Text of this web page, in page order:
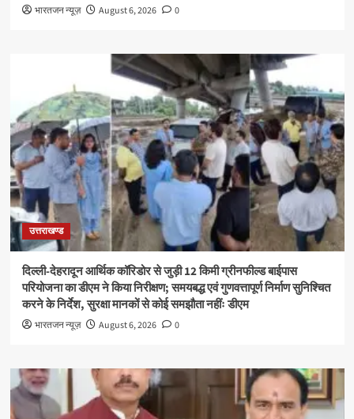
भारतजन न्यूज़ August 6, 2026 0
उत्तराखण्ड
दिल्ली-देहरादून आर्थिक कॉरिडोर से जुड़ी 12 किमी ग्रीनफील्ड बाईपास
परियोजना का डीएम ने किया निरीक्षण; समयबद्ध एवं गुणवत्तापूर्ण निर्माण सुनिश्चित
करने के निर्देश, सुरक्षा मानकों से कोई समझौता नहींः डीएम
भारतजन न्यूज़ August 6, 2026 0